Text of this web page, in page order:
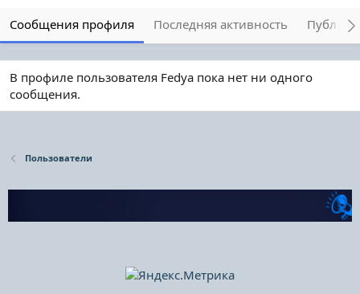
Сообщения профиля Последняя активность
В профиле пользователя Fedya пока нет ни одного
сообщения.
Пользователи